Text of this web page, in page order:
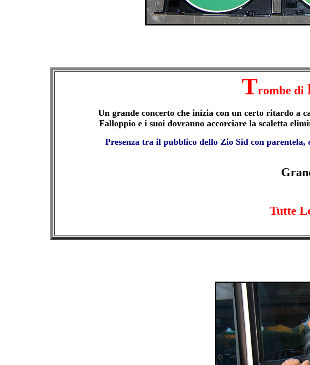
Trombe di
Un grande concerto che inizia con un certo ritardo a
Falloppio e i suoi dovranno accorciare la scaletta
Presenza tra il pubblico dello Zio Sid con
Tutte